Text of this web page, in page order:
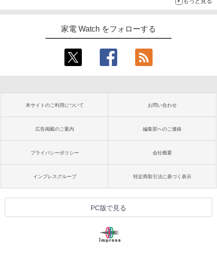
家電 Watch をフォローする
本サイトのご利用について お問い合わせ
広告掲載のご案内 編集部へのご連絡
プライバシーポリシー 会社概要
インプレスグループ 特定商取引法に基づく表示
PC版で見る